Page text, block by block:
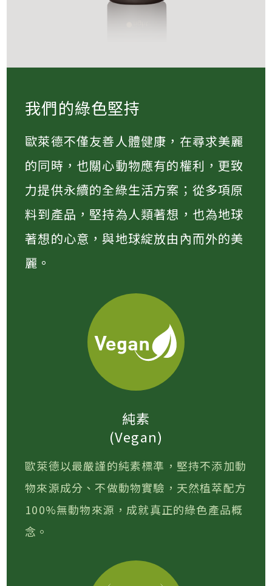
我們的綠色堅持
歐萊德不僅友善人體健康，在尋求美麗
的同時，也關心動物應有的權利，更致
力提供永續的全綠生活方案；從多項原
料到產品，堅持為人類著想，也為地球
著想的心意，與地球綻放由內而外的美
麗。
純素
(Vegan)
歐萊德以最嚴謹的純素標準，堅持不添加動
物來源成分、不做動物實驗，天然植萃配方
100%無動物來源，成就真正的綠色產品概
念。